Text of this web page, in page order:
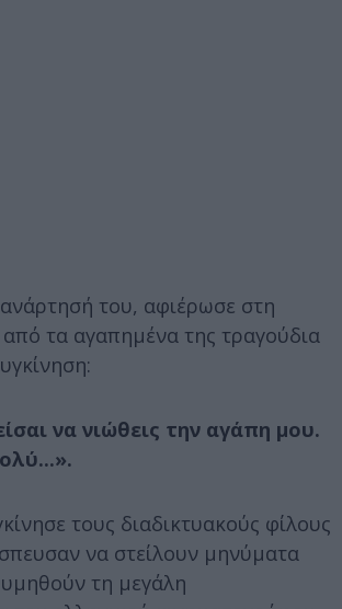
ανάρτησή του, αφιέρωσε στη
τα αγαπημένα της τραγούδια
να νιώθεις την αγάπη μου.
τους διαδικτυακούς φίλους
να στείλουν μηνύματα
τη μεγάλη